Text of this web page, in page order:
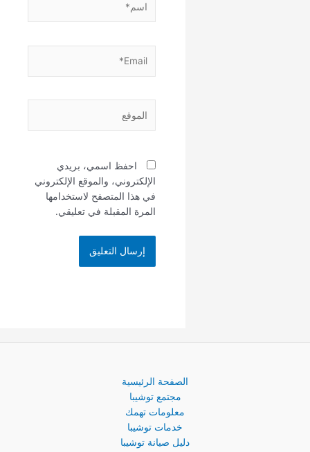
احفظ اسمي، بريدي
الإلكتروني، والموقع الإلكتروني
في هذا المتصفح لاستخدامها
المرة المقبلة في تعليقي.
الصفحة الرئيسية
مجتمع توشيبا
معلومات تهمك
خدمات توشيبا
دليل صيانة توشيبا